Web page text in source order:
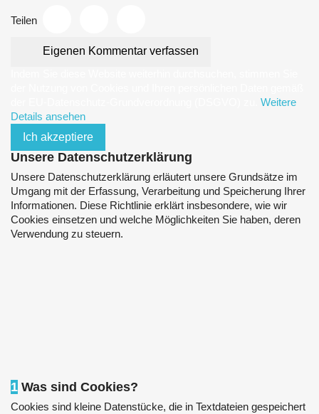
Teilen
Eigenen Kommentar verfassen
Weitere
Details ansehen
Ich akzeptiere
Unsere Datenschutzerklärung
Unsere Datenschutzerklärung erläutert unsere Grundsätze im
Umgang mit der Erfassung, Verarbeitung und Speicherung Ihrer
Informationen. Diese Richtlinie erklärt insbesondere, wie wir
Cookies einsetzen und welche Möglichkeiten Sie haben, deren
Verwendung zu steuern.
1 Was sind Cookies?
Cookies sind kleine Datenstücke, die in Textdateien gespeichert